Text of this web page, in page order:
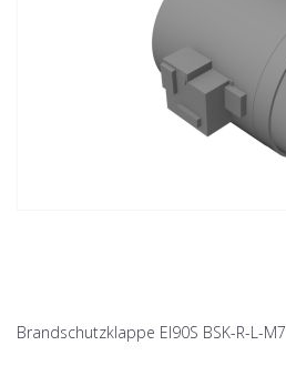
Brandschutzklappe EI90S BSK-R-L-M7